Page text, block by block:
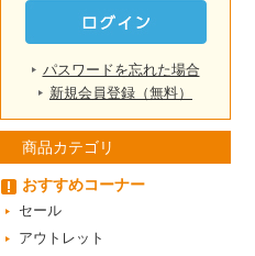
パスワードを忘れた場合
新規会員登録（無料）
商品カテゴリ
おすすめコーナー
セール
アウトレット